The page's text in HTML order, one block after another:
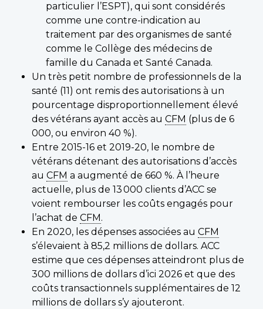
particulier l’ESPT), qui sont considérés
comme une contre-indication au
traitement par des organismes de santé
comme le Collège des médecins de
famille du Canada et Santé Canada.
Un très petit nombre de professionnels de la
santé (11) ont remis des autorisations à un
pourcentage disproportionnellement élevé
des vétérans ayant accès au CFM (plus de 6
000, ou environ 40 %).
Entre 2015-16 et 2019-20, le nombre de
vétérans détenant des autorisations d’accès
au CFM a augmenté de 660 %. À l’heure
actuelle, plus de 13 000 clients d’ACC se
voient rembourser les coûts engagés pour
l’achat de CFM .
En 2020, les dépenses associées au CFM
s’élevaient à 85,2 millions de dollars. ACC
estime que ces dépenses atteindront plus de
300 millions de dollars d’ici 2026 et que des
coûts transactionnels supplémentaires de 12
millions de dollars s’y ajouteront.